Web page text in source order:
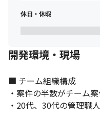
休日・休暇
開発環境・現場
■ チーム組織構成
・案件の半数がチーム
・20代、30代の管理職